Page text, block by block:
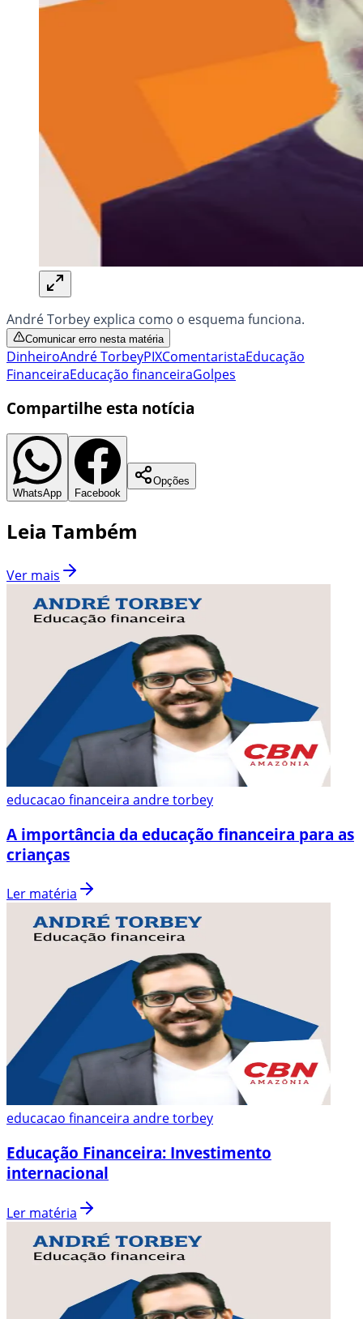
André Torbey explica como o esquema funciona.
Comunicar erro nesta matéria
DinheiroAndré TorbeyPIXComentaristaEducação
FinanceiraEducação financeiraGolpes
Compartilhe esta notícia
WhatsApp Facebook
Opções
Leia Também
Ver mais
educacao financeira andre torbey
A importância da educação financeira para as
crianças
Ler matéria
educacao financeira andre torbey
Educação Financeira: Investimento
internacional
Ler matéria